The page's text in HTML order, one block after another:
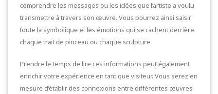
comprendre les messages ou les idées que l’artiste a voulu
transmettre à travers son œuvre. Vous pourrez ainsi saisir
toute la symbolique et les émotions qui se cachent derrière
chaque trait de pinceau ou chaque sculpture.
Prendre le temps de lire ces informations peut également
enrichir votre expérience en tant que visiteur. Vous serez en
mesure d’établir des connexions entre différentes œuvres